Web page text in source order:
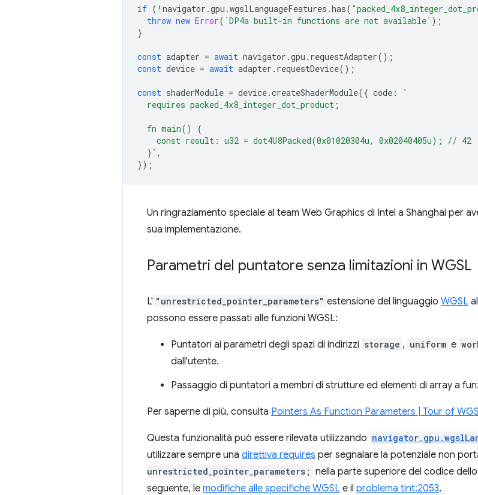
if ( ! navigator .gpu .wgslLanguageFeatures .has(
throw new Error( `DP4a built-in functions are not available` );
}
const adapter = await navigator .gpu . requestAdapter();
const device = await adapter . requestDevice();
const shaderModule = device.createShaderModule({ code :
`
  requires packed_4x8_integer_dot_product;
  fn main() {
    const result: u32 = dot4U8Packed(0x01020304u, 0x02040405u); // 42
  }`
,
});
Un ringraziamento speciale al team Web Graphics di Intel a Shanghai per
sua implementazione.
Parametri del puntatore senza limitazioni in WGSL
L' "unrestricted_pointer_parameters" estensione del linguaggio WGSL
possono essere passati alle funzioni WGSL:
Puntatori ai parametri degli spazi di indirizzi storage , uniform e
dall'utente.
Passaggio di puntatori a membri di strutture ed elementi di array a
Per saperne di più, consulta Pointers As Function Parameters | Tour of
Questa funzionalità può essere rilevata utilizzando
utilizzare sempre una direttiva requires per segnalare la potenziale non
unrestricted_pointer_parameters; nella parte superiore del codice
seguente, le modifiche alle specifiche WGSL e il problema tint:2053.